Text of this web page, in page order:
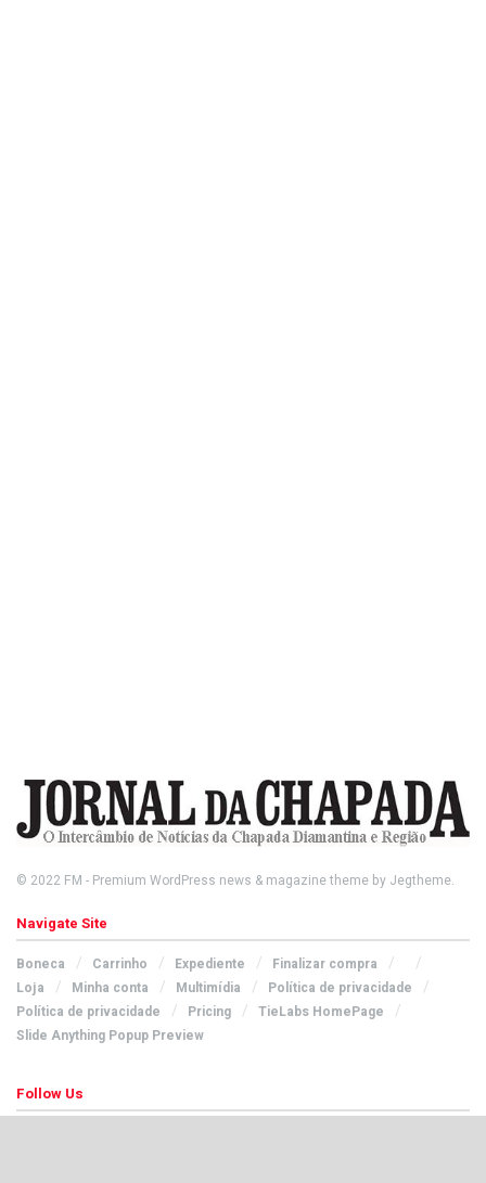
© 2022 FM - Premium WordPress news & magazine theme by Jegtheme.
Navigate Site
Boneca Carrinho Expediente
Finalizar compra
Loja
Minha conta Multimídia
Política de privacidade
Política de privacidade
Pricing
TieLabs HomePage
Slide Anything Popup Preview
Follow Us